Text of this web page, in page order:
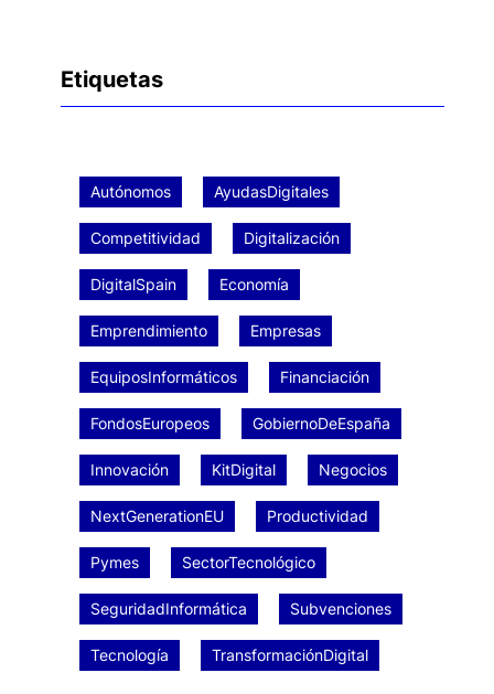
Etiquetas
Autónomos AyudasDigitales
Competitividad Digitalización
DigitalSpain Economía
Emprendimiento Empresas
EquiposInformáticos Financiación
FondosEuropeos GobiernoDeEspaña
Innovación KitDigital Negocios
NextGenerationEU Productividad
Pymes SectorTecnológico
SeguridadInformática Subvenciones
Tecnología TransformaciónDigital